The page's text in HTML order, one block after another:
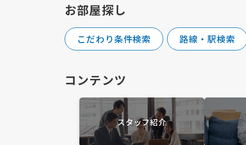
お部屋探し
こだわり条件検索 路線・駅検索
コンテンツ
スタッフ紹介